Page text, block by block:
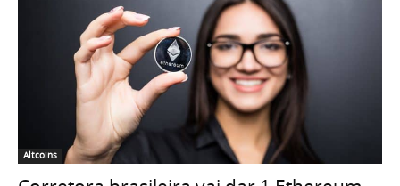
Altcoins